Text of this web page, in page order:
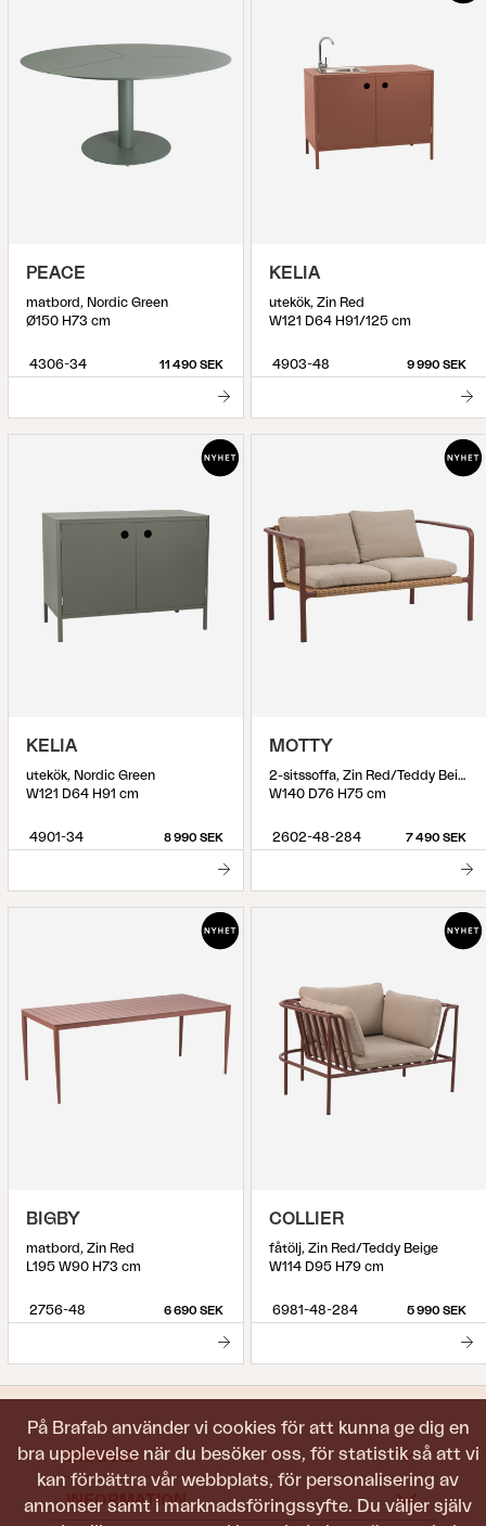
På Brafab använder vi cookies för att kunna ge dig en
bra upplevelse när du besöker oss, för statistik så att vi
kan förbättra vår webbplats, för personalisering av
annonser samt i marknadsföringssyfte. Du väljer själv
PEACE
matbord, Nordic Green
Ø150 H73 cm
4306-34 11 490 SEK
KELIA
utekök, Zin Red
W121 D64 H91/125 cm
4903-48 9 990 SEK
KELIA
utekök, Nordic Green
W121 D64 H91 cm
4901-34 8 990 SEK
MOTTY
2-sitssoffa, Zin Red/Teddy Beige
W140 D76 H75 cm
2602-48-284 7 490 SEK
BIGBY
matbord, Zin Red
L195 W90 H73 cm
2756-48 6 690 SEK
COLLIER
fåtölj, Zin Red/Teddy Beige
W114 D95 H79 cm
6981-48-284 5 990 SEK
BRAFAB
INFORMATION